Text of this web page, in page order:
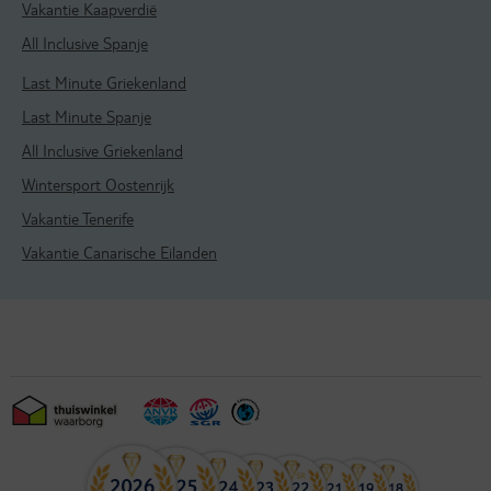
Vakantie Kaapverdië
All Inclusive Spanje
Last Minute Griekenland
Last Minute Spanje
All Inclusive Griekenland
Wintersport Oostenrijk
Vakantie Tenerife
Vakantie Canarische Eilanden